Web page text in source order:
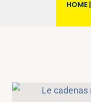
HOME |